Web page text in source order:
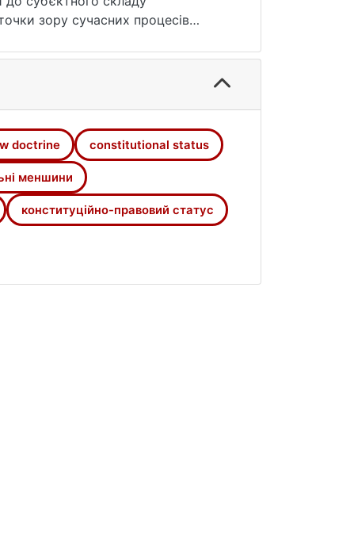
зору сучасних процесів
і методологічно
єдності етнічного і
окремих суб’єктів
doctrine constitutional status
меншини
конституційно-правовий статус